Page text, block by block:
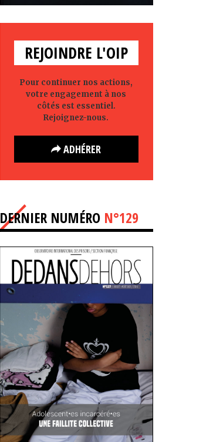
REJOINDRE L'OIP
Pour continuer nos actions,
votre engagement à nos
côtés est essentiel.
Rejoignez-nous.
ADHÉRER
DERNIER NUMÉRO N°129